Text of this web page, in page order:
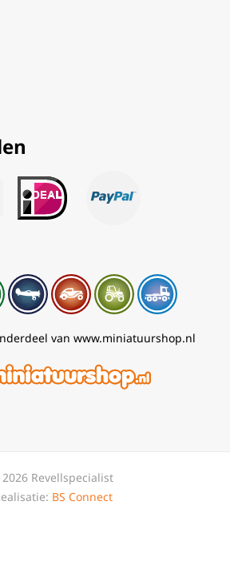
van www.miniatuurshop.nl
Revellspecialist
BS Connect